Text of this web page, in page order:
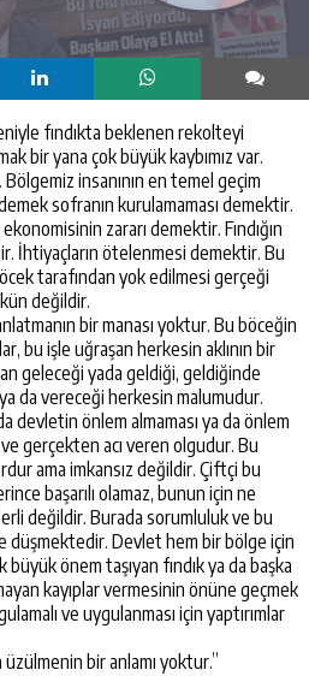
fındıkta beklenen rekolteyi
bir yana çok büyük kaybımız var.
insanının en temel geçim
demek sofranın kurulamaması demektir.
zararı demektir. Fındığın
İhtiyaçların ötelenmesi demektir. Bu
tarafından yok edilmesi gerçeği
değildir.
bir manası yoktur. Bu böceğin
bu işle uğraşan herkesin aklının bir
geleceği yada geldiği, geldiğinde
da vereceği herkesin malumudur.
devletin önlem almaması ya da önlem
gerçekten acı veren olgudur. Bu
ama imkansız değildir. Çiftçi bu
başarılı olamaz, bunun için ne
değildir. Burada sorumluluk ve bu
düşmektedir. Devlet hem bir bölge için
önem taşıyan fındık ya da başka
kayıplar vermesinin önüne geçmek
ve uygulanması için yaptırımlar
bir anlamı yoktur.”